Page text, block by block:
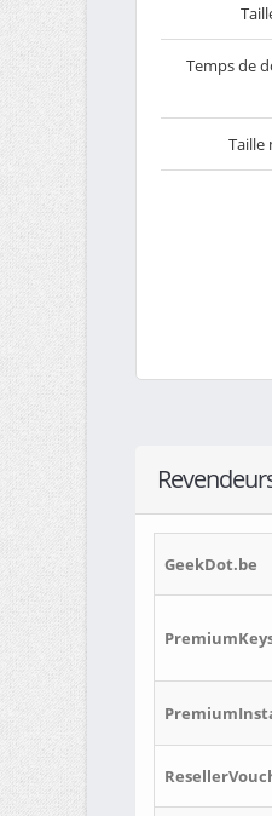
Temps de
Taille
GeekDot.be